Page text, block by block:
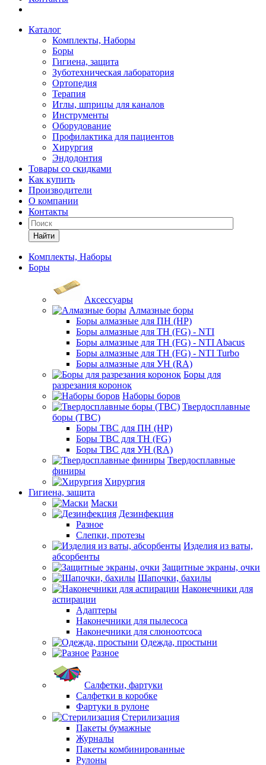
Каталог
Комплекты, Наборы
Боры
Гигиена, защита
Зуботехническая лаборатория
Ортопедия
Терапия
Иглы, шприцы для каналов
Инструменты
Оборудование
Профилактика для пациентов
Хирургия
Эндодонтия
Товары со скидками
Как купить
Производители
О компании
Контакты
Найти
Комплекты, Наборы
Боры
Аксессуары
Алмазные боры
Боры алмазные для ПН (HP)
Боры алмазные для ТН (FG) - NTI
Боры алмазные для ТН (FG) - NTI Abacus
Боры алмазные для ТН (FG) - NTI Turbo
Боры алмазные для УН (RA)
Боры для
разрезания коронок
Наборы боров
Твердосплавные
боры (ТВС)
Боры ТВС для ПН (HP)
Боры ТВС для ТН (FG)
Боры ТВС для УН (RA)
Твердосплавные
финиры
Хирургия
Гигиена, защита
Маски
Дезинфекция
Разное
Слепки, протезы
Изделия из ваты,
абсорбенты
Защитные экраны, очки
Шапочки, бахилы
Наконечники для
аспирации
Адаптеры
Наконечники для пылесоса
Наконечники для слюноотсоса
Одежда, простыни
Разное
Салфетки, фартуки
Салфетки в коробке
Фартуки в рулоне
Стерилизация
Пакеты бумажные
Журналы
Пакеты комбинированные
Рулоны